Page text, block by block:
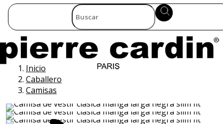
Inicio
Caballero
Camisas